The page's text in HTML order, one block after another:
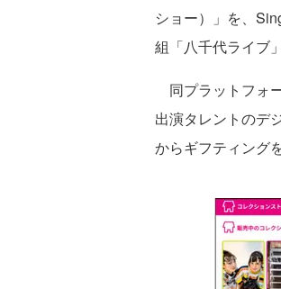
ショー）」を、
組「八千代ライブ
同プラットフォ
出演タレントのデ
からギフティング